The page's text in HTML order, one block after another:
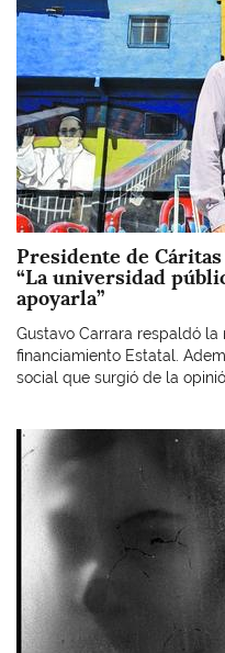
Presidente de
“La universidad
apoyarla”
Gustavo Carrara respaldó
financiamiento Estatal.
social que surgió de la
Imagen